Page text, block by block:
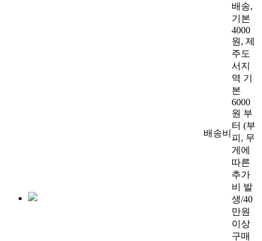
배송비
배송,
기본
4000
원, 제
주도
서지
역 기
본
6000
원 부
터 (부
피, 무
게에
따른
추가
비 발
생/40
만원
이상
구매